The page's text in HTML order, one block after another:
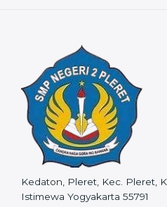
Kedaton, Pleret, Kec. Pleret,
Istimewa Yogyakarta 55791